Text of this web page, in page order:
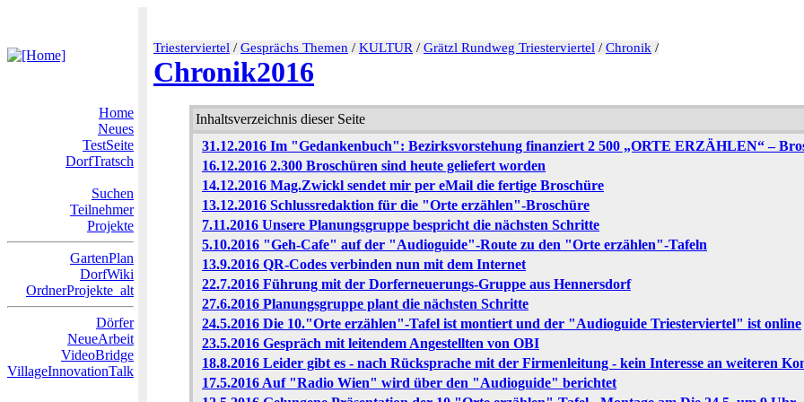
Triesterviertel / Gesprächs Themen / KULTUR / Grätzl Rundweg Triesterviertel / Chronik /
Chronik2016
Home
Neues
TestSeite
DorfTratsch
Suchen
Teilnehmer
Projekte
GartenPlan
DorfWiki
OrdnerProjekte_alt
Dörfer
NeueArbeit
VideoBridge
VillageInnovationTalk
Inhaltsverzeichnis dieser Seite
31.12.2016 Im "Gedankenbuch": Bezirksvorstehung finanziert 2 500 „ORTE ERZÄHLEN“ –
16.12.2016 2.300 Broschüren sind heute geliefert worden
14.12.2016 Mag.Zwickl sendet mir per eMail die fertige Broschüre
13.12.2016 Schlussredaktion für die "Orte erzählen"-Broschüre
7.11.2016 Unsere Planungsgruppe bespricht die nächsten Schritte
5.10.2016 "Geh-Cafe" auf der "Audioguide"-Route zu den "Orte erzählen"-Tafeln
13.9.2016 QR-Codes verbinden nun mit dem Internet
22.7.2016 Führung mit der Dorferneuerungs-Gruppe aus Hennersdorf
27.6.2016 Planungsgruppe plant die nächsten Schritte
24.5.2016 Die 10."Orte erzählen"-Tafel ist montiert und der "Audioguide Triesterviertel" ist online
23.5.2016 Gespräch mit leitendem Angestellten von OBI
18.8.2016 Leider gibt es - nach Rücksprache mit der Firmenleitung - kein Interesse an weiteren
17.5.2016 Auf "Radio Wien" wird über den "Audioguide" berichtet